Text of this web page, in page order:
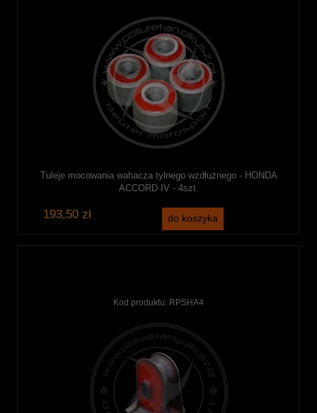
Tuleje mocowania wahacza tylnego wzdłużnego - HONDA
ACCORD IV - 4szt.
193,50 zł do koszyka
Kod produktu: RPSHA4